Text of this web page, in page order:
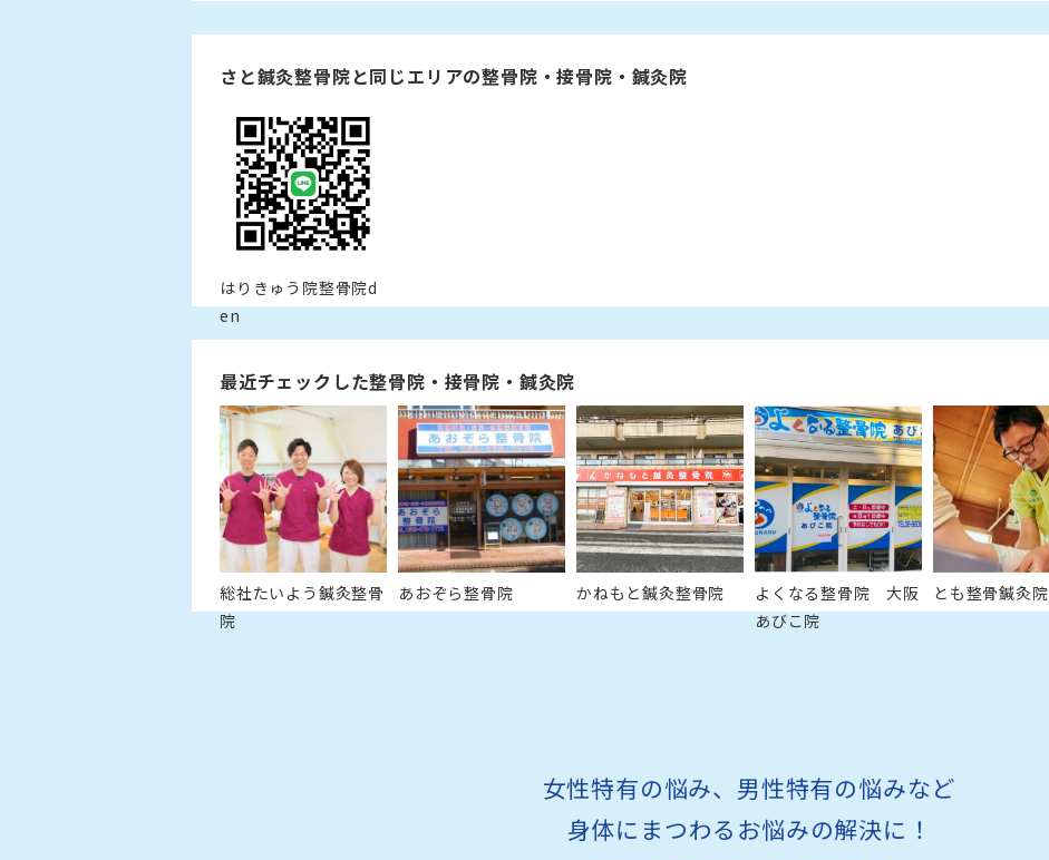
さと鍼灸整骨院と同じエリアの整骨院・接骨院・鍼灸院
はりきゅう院整骨院d
en
最近チェックした整骨院・接骨院・鍼灸院
総社たいよう鍼灸整骨
院
あおぞら整骨院 かねもと鍼灸整骨院
よくなる整骨院 大阪
あびこ院
とも整骨鍼灸院
女性特有の悩み、男性特有の悩みなど
身体にまつわるお悩みの解決に！